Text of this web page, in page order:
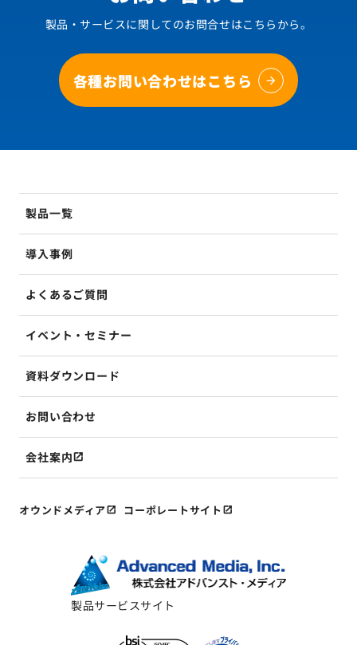
製品・サービスに関してのお問合せはこちらから。
各種お問い合わせはこちら
製品サービスサイト
製品一覧
導入事例
よくあるご質問
イベント・セミナー
資料ダウンロード
お問い合わせ
会社案内
オウンドメディア コーポレートサイト